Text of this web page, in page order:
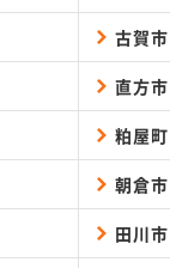
古賀市
直方市
粕屋町
朝倉市
田川市